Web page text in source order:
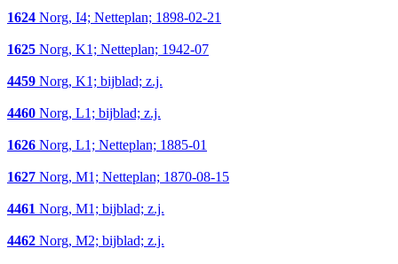
1624 Norg, I4; Netteplan; 1898-02-21
1625 Norg, K1; Netteplan; 1942-07
4459 Norg, K1; bijblad; z.j.
4460 Norg, L1; bijblad; z.j.
1626 Norg, L1; Netteplan; 1885-01
1627 Norg, M1; Netteplan; 1870-08-15
4461 Norg, M1; bijblad; z.j.
4462 Norg, M2; bijblad; z.j.